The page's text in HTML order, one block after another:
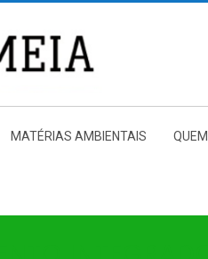
MATÉRIAS AMBIENTAIS